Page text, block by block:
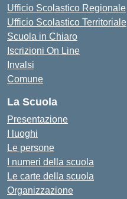
Ufficio Scolastico Regionale
Ufficio Scolastico Territoriale
Scuola in Chiaro
Iscrizioni On Line
Invalsi
Comune
La Scuola
Presentazione
I luoghi
Le persone
I numeri della scuola
Le carte della scuola
Organizzazione